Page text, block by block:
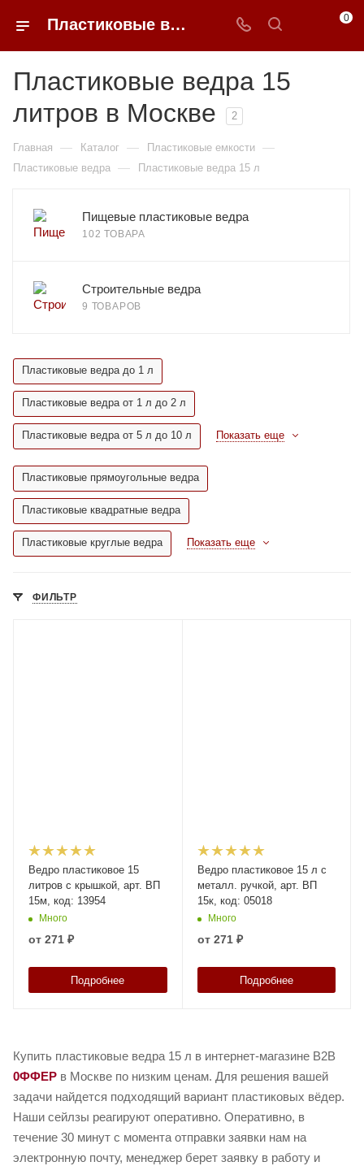
Пластиковые ведра 15 литров недорого в Москве | 0FFER 0
Пластиковые ведра 15
литров в Москве
2
Главная — Каталог — Пластиковые емкости —
Пластиковые ведра — Пластиковые ведра 15 л
Пищевые пластиковые ведра
102 ТОВАРА
Строительные ведра
9 ТОВАРОВ
Пластиковые ведра до 1 л
Пластиковые ведра от 1 л до 2 л
Пластиковые ведра от 5 л до 10 л Показать еще
Пластиковые прямоугольные ведра
Пластиковые квадратные ведра
Пластиковые круглые ведра Показать еще
ФИЛЬТР
Ведро пластиковое 15
литров с крышкой, арт. ВП
15м, код: 13954
Много
от 271 ₽
Подробнее
Ведро пластиковое 15 л с
металл. ручкой, арт. ВП
15к, код: 05018
Много
от 271 ₽
Подробнее
Купить пластиковые ведра 15 л в интернет-магазине B2B
0ФФЕР в Москве по низким ценам. Для решения вашей
задачи найдется подходящий вариант пластиковых вёдер.
Наши сейлзы реагируют оперативно. Оперативно, в
течение 30 минут с момента отправки заявки нам на
электронную почту, менеджер берет заявку в работу и